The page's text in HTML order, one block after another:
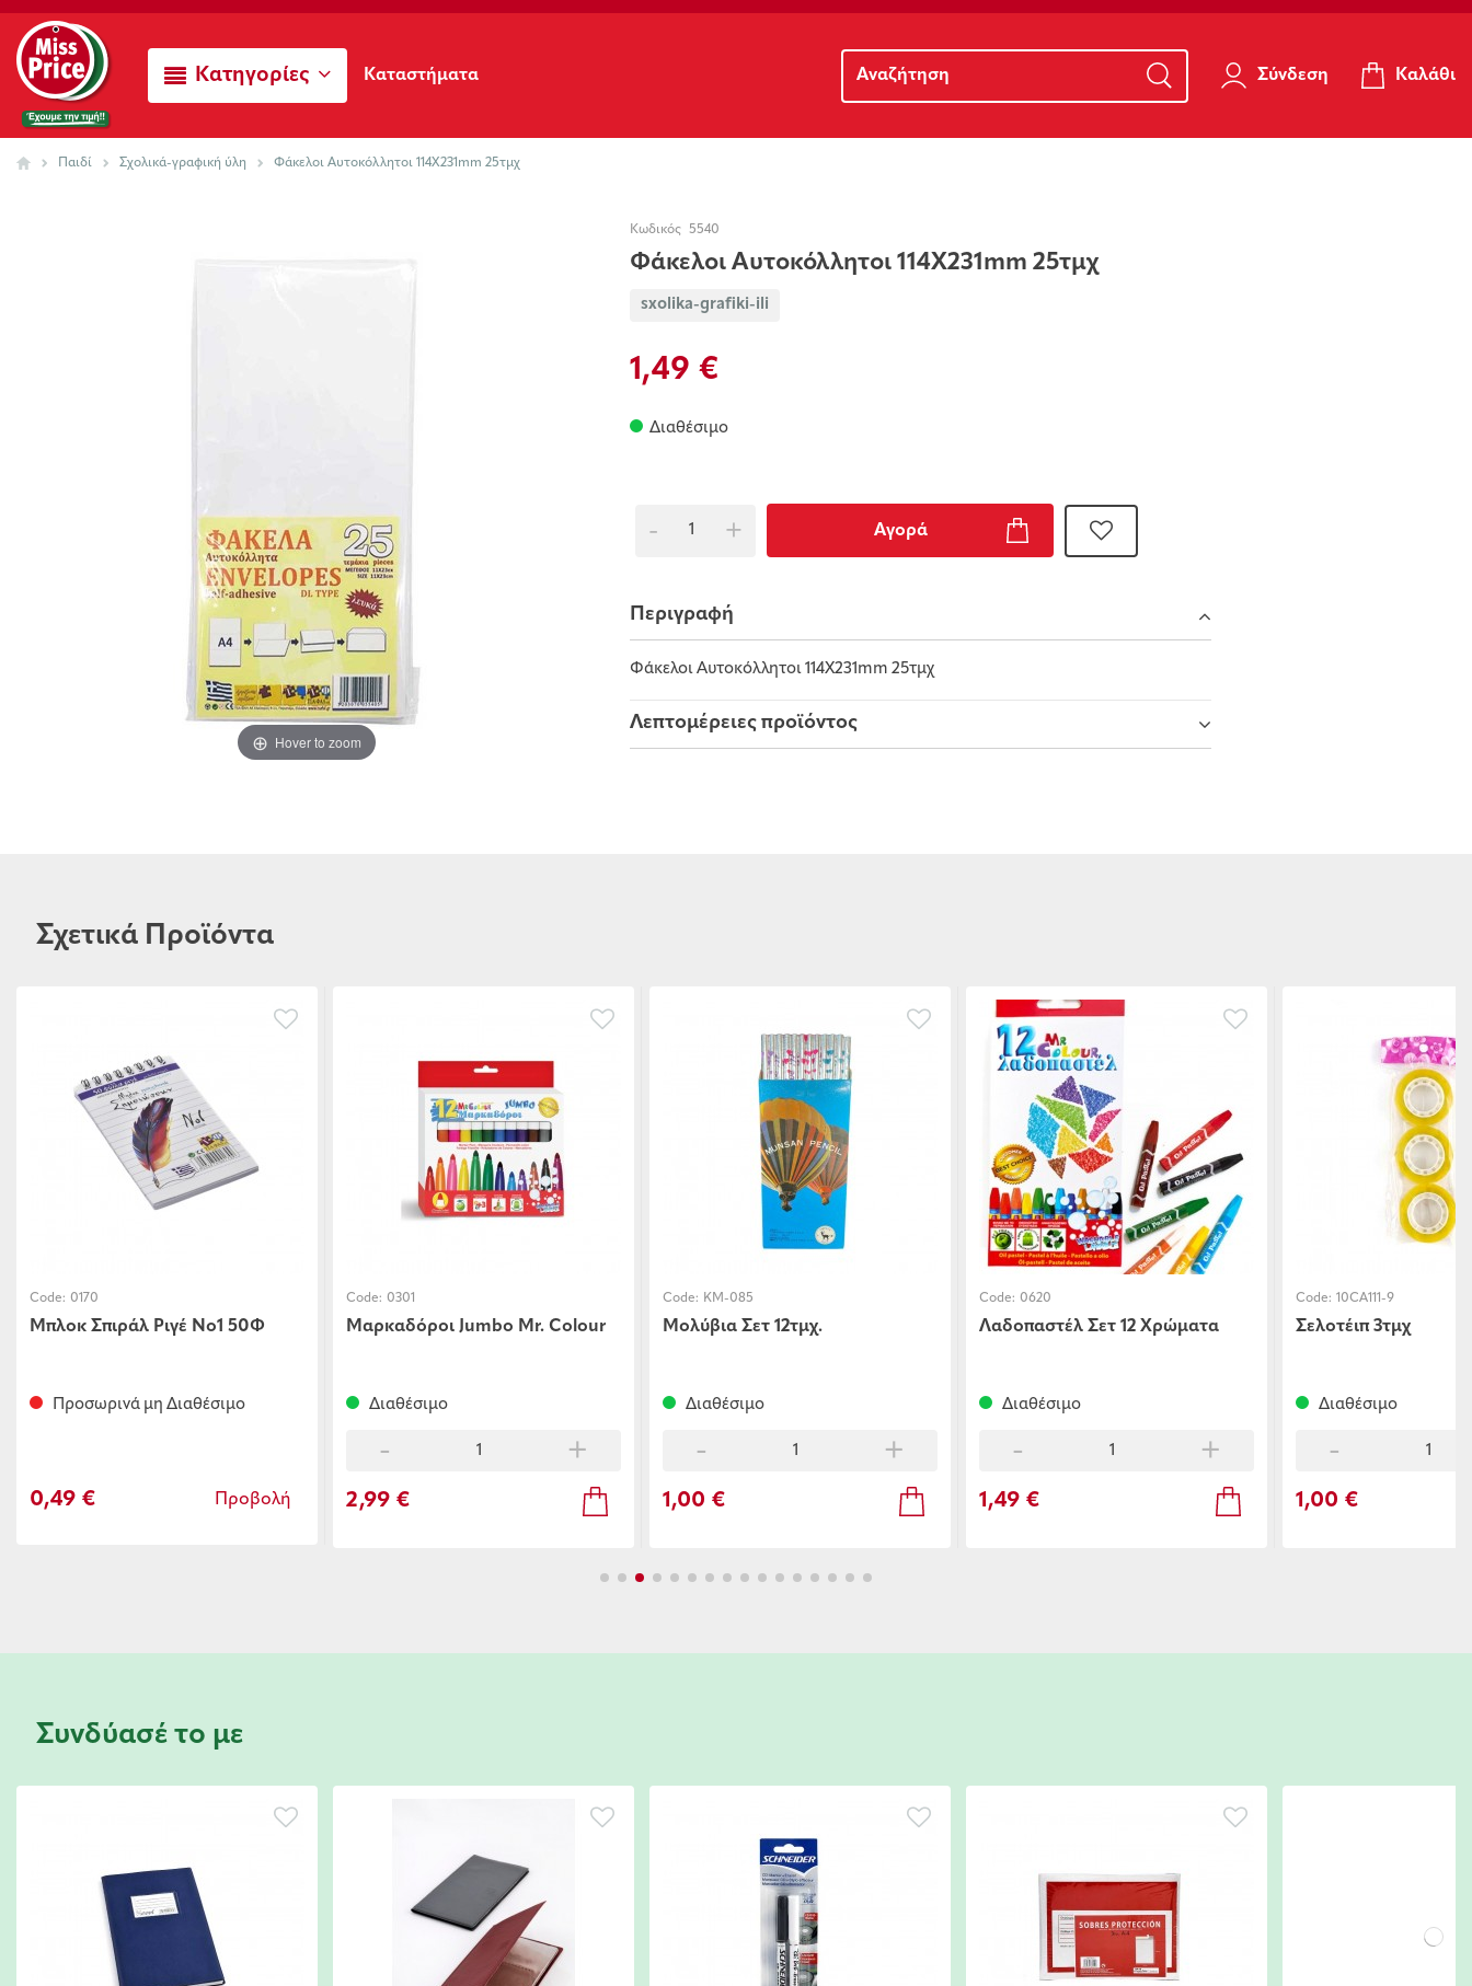
Κατηγορίες Καταστήματα Σύνδεση Καλάθι
Παιδί Σχολικά-γραφική ύλη Φάκελοι Αυτοκόλλητοι 114Χ231mm 25τμχ
Hover to zoom
Κωδικός 5540
Φάκελοι Αυτοκόλλητοι 114Χ231mm 25τμχ
sxolika-grafiki-ili
1,49 €
Διαθέσιμο
- + Αγορά
Περιγραφή
Φάκελοι Αυτοκόλλητοι 114Χ231mm 25τμχ
Λεπτομέρειες προϊόντος
Σχετικά Προϊόντα
Code: 0170
Μπλοκ Σπιράλ Ριγέ Νο1 50Φ
Προσωρινά μη Διαθέσιμο
0,49 € Προβολή
Code: 0301
Μαρκαδόροι Jumbo Mr. Colour
Διαθέσιμο
- +
2,99 €
Code: KM-085
Μολύβια Σετ 12τμχ.
Διαθέσιμο
- +
1,00 €
Code: 0620
Λαδοπαστέλ Σετ 12 Χρώματα
Διαθέσιμο
- +
1,49 €
Code: 10CA111-9
Σελοτέιπ 3τμχ
Διαθέσιμο
-
1,00 €
Συνδύασέ το με